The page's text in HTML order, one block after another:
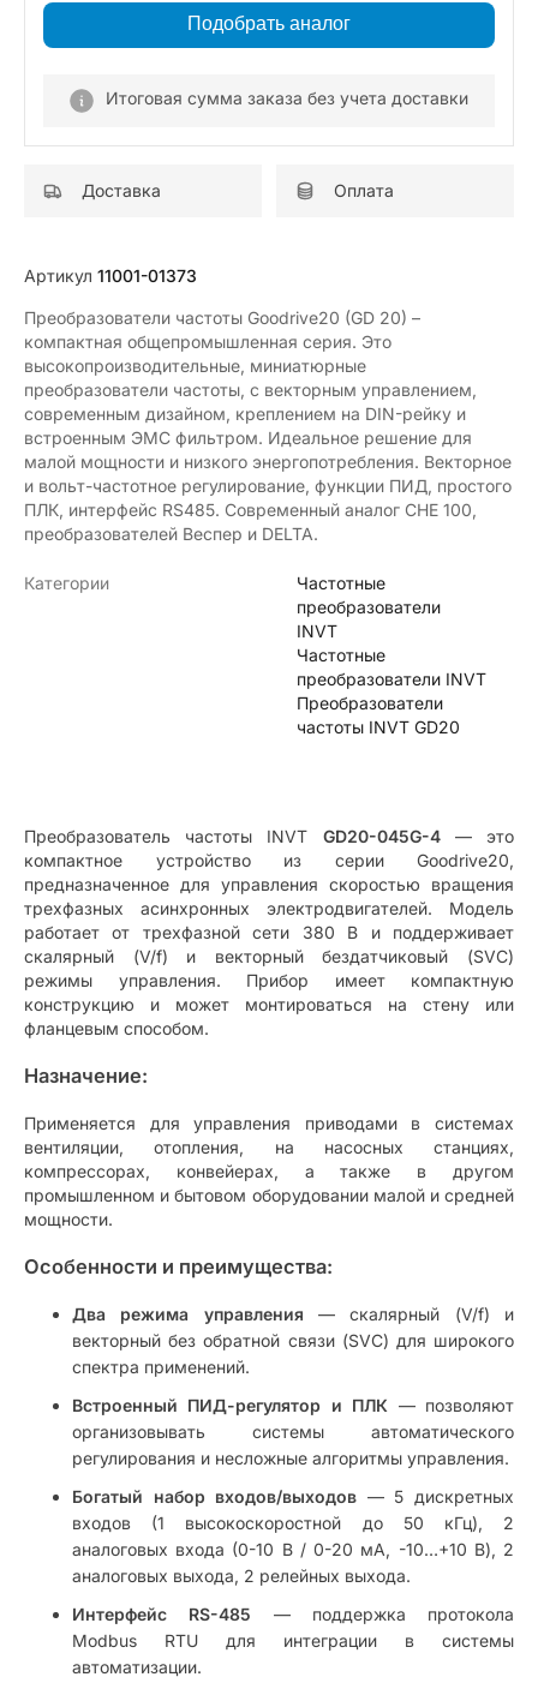
Подобрать аналог
Итоговая сумма заказа без учета доставки
Доставка Оплата
Артикул 11001-01373
Преобразователи частоты Goodrive20 (GD 20) –
компактная общепромышленная серия. Это
высокопроизводительные, миниатюрные
преобразователи частоты, с векторным управлением,
современным дизайном, креплением на DIN-рейку и
встроенным ЭМС фильтром. Идеальное решение для
малой мощности и низкого энергопотребления. Векторное
и вольт-частотное регулирование, функции ПИД, простого
ПЛК, интерфейс RS485. Современный аналог CHE 100,
преобразователей Веспер и DELTA.
Категории
Частотные
преобразователи
INVT
Частотные
преобразователи INVT
Преобразователи
частоты INVT GD20
Преобразователь частоты INVT GD20-045G-4— это
компактное устройство из серии Goodrive20,
предназначенное для управления скоростью вращения
трехфазных асинхронных электродвигателей. Модель
работает от трехфазной сети 380 В и поддерживает
скалярный (V/f) и векторный бездатчиковый (SVC)
режимы управления. Прибор имеет компактную
конструкцию и может монтироваться на стену или
фланцевым способом.
Назначение:
Применяется для управления приводами в системах
вентиляции, отопления, на насосных станциях,
компрессорах, конвейерах, а также в другом
промышленном и бытовом оборудовании малой и средней
мощности.
Особенности и преимущества:
Два режима управления — скалярный (V/f) и
векторный без обратной связи (SVC) для широкого
спектра применений.
Встроенный ПИД-регулятор и ПЛК — позволяют
организовывать системы автоматического
регулирования и несложные алгоритмы управления.
Богатый набор входов/выходов — 5 дискретных
входов (1 высокоскоростной до 50 кГц), 2
аналоговых входа (0-10 В / 0-20 мА, -10…+10 В), 2
аналоговых выхода, 2 релейных выхода.
Интерфейс RS-485 — поддержка протокола
Modbus RTU для интеграции в системы
автоматизации.